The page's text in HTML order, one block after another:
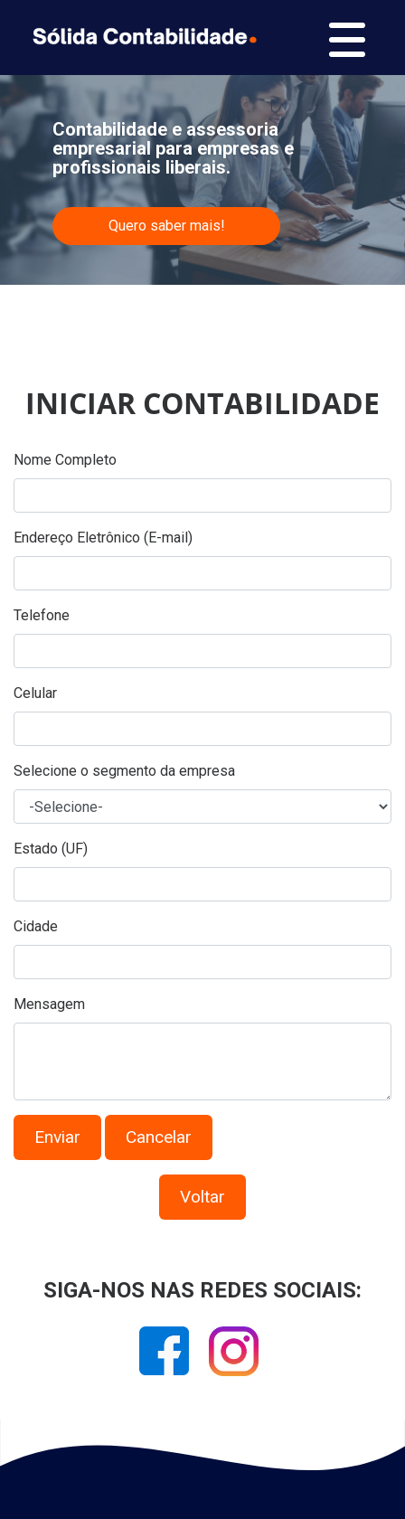
Contabilidade e assessoria
empresarial para empresas e
profissionais liberais.
Quero saber mais!
INICIAR CONTABILIDADE
Nome Completo
Endereço Eletrônico (E-mail)
Telefone
Celular
Selecione o segmento da empresa
Estado (UF)
Cidade
Mensagem
Voltar
SIGA-NOS NAS REDES SOCIAIS: